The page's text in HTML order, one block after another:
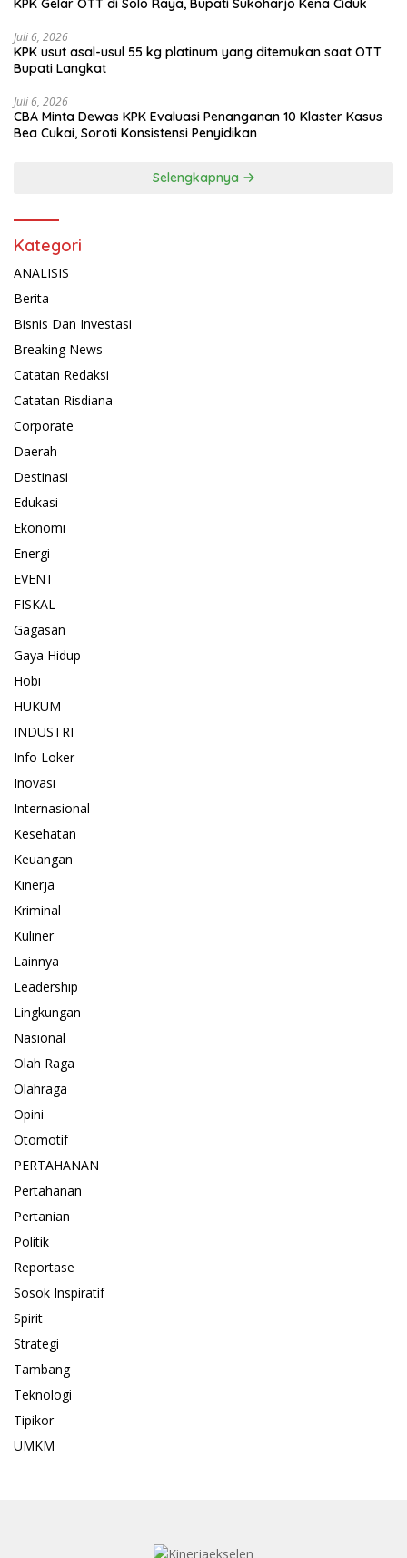
KPK Gelar OTT di Solo Raya, Bupati Sukoharjo Kena Ciduk
Juli 6, 2026
KPK usut asal-usul 55 kg platinum yang ditemukan saat OTT
Bupati Langkat
Juli 6, 2026
CBA Minta Dewas KPK Evaluasi Penanganan 10 Klaster Kasus
Bea Cukai, Soroti Konsistensi Penyidikan
Selengkapnya
Kategori
ANALISIS
Berita
Bisnis Dan Investasi
Breaking News
Catatan Redaksi
Catatan Risdiana
Corporate
Daerah
Destinasi
Edukasi
Ekonomi
Energi
EVENT
FISKAL
Gagasan
Gaya Hidup
Hobi
HUKUM
INDUSTRI
Info Loker
Inovasi
Internasional
Kesehatan
Keuangan
Kinerja
Kriminal
Kuliner
Lainnya
Leadership
Lingkungan
Nasional
Olah Raga
Olahraga
Opini
Otomotif
PERTAHANAN
Pertahanan
Pertanian
Politik
Reportase
Sosok Inspiratif
Spirit
Strategi
Tambang
Teknologi
Tipikor
UMKM